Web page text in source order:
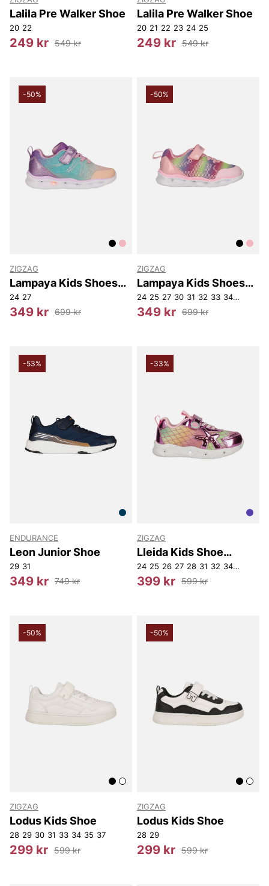
Lalila Pre Walker Shoe
20 22
249 kr 549 kr
Lalila Pre Walker Shoe
20 21 22 23 24 25
249 kr 549 kr
-50%
ZIGZAG
Lampaya Kids Shoes
W/Lights.
24 27
349 kr 699 kr
-50%
ZIGZAG
Lampaya Kids Shoes
W/Lights.
24 25 27 30 31 32 33 34 35
349 kr 699 kr
-53%
ENDURANCE
Leon Junior Shoe
29 31
349 kr 749 kr
-33%
ZIGZAG
Lleida Kids Shoe
w/Lights
24 25 26 27 28 31 32 34 35
399 kr 599 kr
-50%
ZIGZAG
Lodus Kids Shoe
28 29 30 31 33 34 35 37
299 kr 599 kr
-50%
ZIGZAG
Lodus Kids Shoe
28 29
299 kr 599 kr